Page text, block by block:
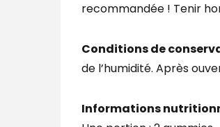
recommandée ! Tenir
Conditions de
de l’humidité. Après
Informations